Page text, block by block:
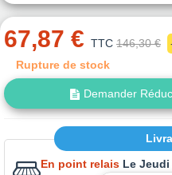
67,87 € TTC 146,30 €
Rupture de stock
Demander
En point relais Le Jeudi